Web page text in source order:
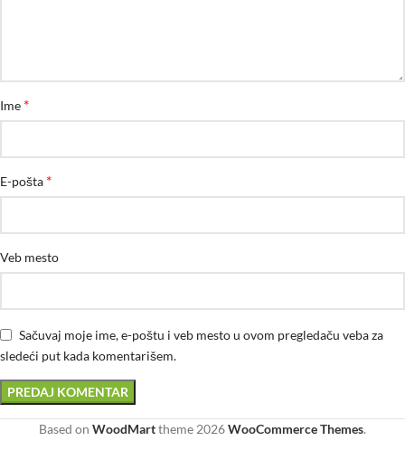
Ime *
E-pošta *
Veb mesto
Sačuvaj moje ime, e-poštu i veb mesto u ovom pregledaču veba za
sledeći put kada komentarišem.
Based on WoodMarttheme 2026WooCommerce Themes.